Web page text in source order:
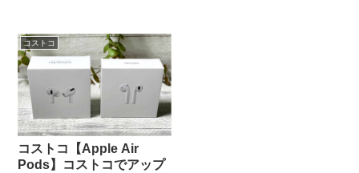
コストコ
コストコ【Apple Air
Pods】コストコでアップ